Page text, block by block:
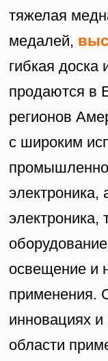
тяжелая
медалей,
гибкая доска
продаются в
регионов
с широким
электроника,
электроника,
освещение и
применения.
инновациях
области